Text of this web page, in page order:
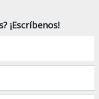
¡Escríbenos!